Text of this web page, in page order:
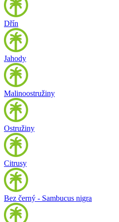
Dřín
Jahody
Malinoostružiny
Ostružiny
Citrusy
Bez černý - Sambucus nigra